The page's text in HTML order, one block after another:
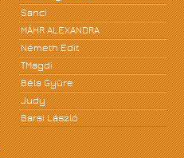
Sanci
MÁHR ALEXANDRA
Németh Edit
TMagdi
Béla Gyüre
Judy
Barsi László